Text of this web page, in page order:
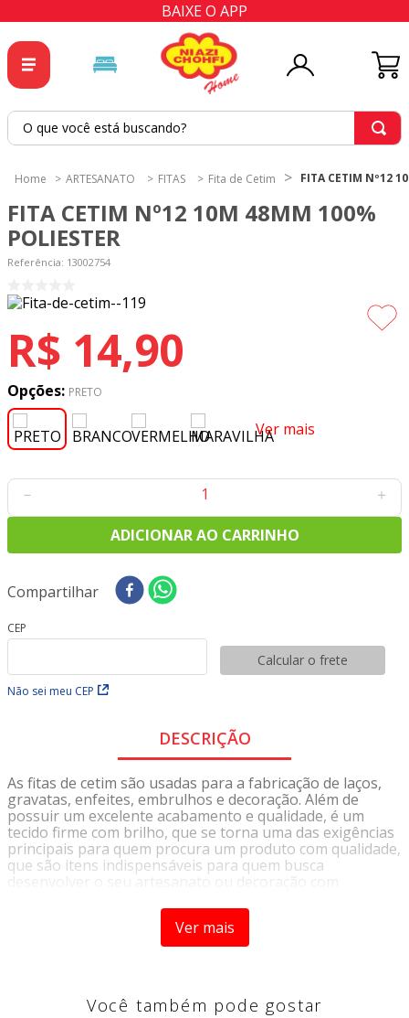
BAIXE O APP
O que você está buscando?
ARTESANATO FITAS Fita de Cetim FITA CETIM Nº12
FITA CETIM Nº12 10M 48MM 100%
POLIESTER
Referência: 13002754
R$ 14,90
Opções: PRETO
Ver mais
＋
－
ADICIONAR AO CARRINHO
Compartilhar
CEP
Não sei meu CEP
Calcular o frete
DESCRIÇÃO
As fitas de cetim são usadas para a fabricação de laços,
gravatas, enfeites, embrulhos e decoração. Além de
possuir um excelente acabamento e qualidade, é um
tecido firme com brilho, que se torna uma das exigências
principais para quem procura um produto com qualidade,
que são itens indispensáveis para quem busca
desenvolver o seu artesanato ou decoração com
Fita Cetim Nº 12 10M 48MM
Ver mais
Você também pode gostar
2º
tapete
cortina
6º
tecido tricoline
7º
percal
8
tecido oxford
9º
tricoline digital
10º tecidos